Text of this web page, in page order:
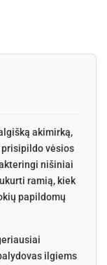
akimirką,
prisipildo vėsios
nišiniai
ramią, kiek
papildomų
ilgiems